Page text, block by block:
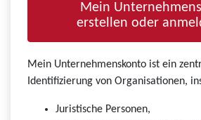
Mein
erstellen oder
Mein Unternehmenskonto ist ein
Identifizierung von Organisationen,
Juristische Personen,